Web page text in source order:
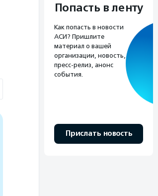
Попасть в ленту
Как попасть в новости
АСИ? Пришлите
материал о вашей
организации, новость,
пресс-релиз, анонс
события.
Прислать новость